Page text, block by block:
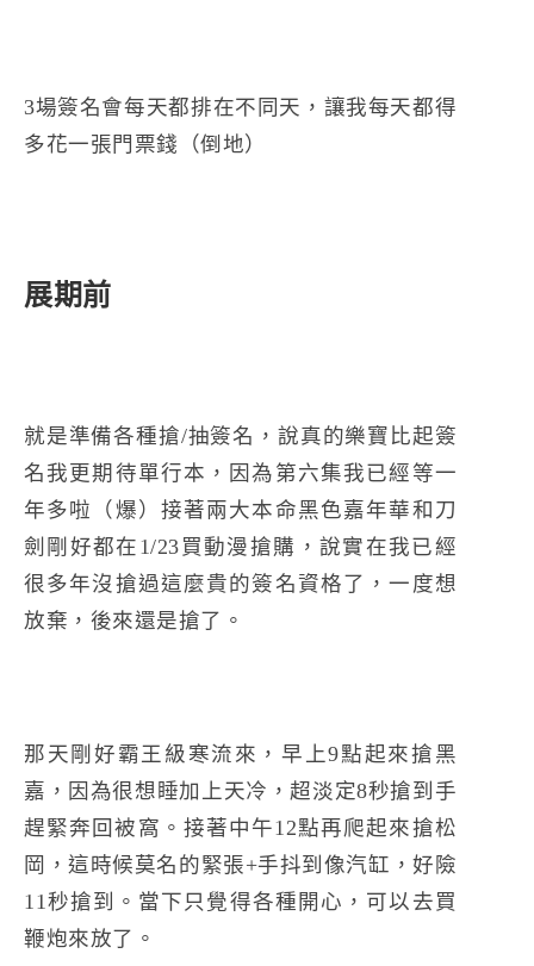
3場簽名會每天都排在不同天，讓我每天都得
多花一張門票錢（倒地）
展期前
就是準備各種搶/抽簽名，說真的樂寶比起簽
名我更期待單行本，因為第六集我已經等一
年多啦（爆）接著兩大本命黑色嘉年華和刀
劍剛好都在1/23買動漫搶購，說實在我已經
很多年沒搶過這麼貴的簽名資格了，一度想
放棄，後來還是搶了。
那天剛好霸王級寒流來，早上9點起來搶黑
嘉，因為很想睡加上天冷，超淡定8秒搶到手
趕緊奔回被窩。接著中午12點再爬起來搶松
岡，這時候莫名的緊張+手抖到像汽缸，好險
11秒搶到。當下只覺得各種開心，可以去買
鞭炮來放了。